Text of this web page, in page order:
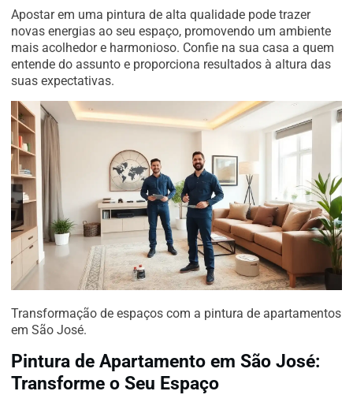
Apostar em uma pintura de alta qualidade pode trazer
novas energias ao seu espaço, promovendo um ambiente
mais acolhedor e harmonioso. Confie na sua casa a quem
entende do assunto e proporciona resultados à altura das
suas expectativas.
Transformação de espaços com a pintura de apartamentos
em São José.
Pintura de Apartamento em São José:
Transforme o Seu Espaço